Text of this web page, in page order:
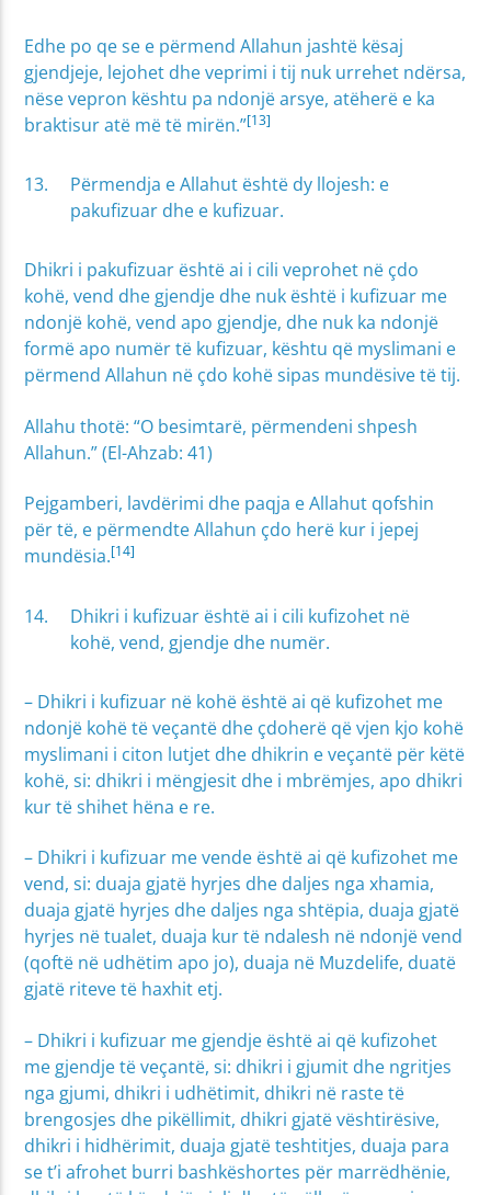
Edhe po qe se e përmend Allahun jashtë kësaj
gjendjeje, lejohet dhe veprimi i tij nuk urrehet ndërsa,
nëse vepron kështu pa ndonjë arsye, atëherë e ka
braktisur atë më të mirën.”[13]
Përmendja e Allahut është dy llojesh: e
pakufizuar dhe e kufizuar.
Dhikri i pakufizuar është ai i cili veprohet në çdo
kohë, vend dhe gjendje dhe nuk është i kufizuar me
ndonjë kohë, vend apo gjendje, dhe nuk ka ndonjë
formë apo numër të kufizuar, kështu që myslimani e
përmend Allahun në çdo kohë sipas mundësive të tij.
Allahu thotë: “O besimtarë, përmendeni shpesh
Allahun.” (El-Ahzab: 41)
Pejgamberi, lavdërimi dhe paqja e Allahut qofshin
për të, e përmendte Allahun çdo herë kur i jepej
mundësia.[14]
Dhikri i kufizuar është ai i cili kufizohet në
kohë, vend, gjendje dhe numër.
– Dhikri i kufizuar në kohë është ai që kufizohet me
ndonjë kohë të veçantë dhe çdoherë që vjen kjo kohë
myslimani i citon lutjet dhe dhikrin e veçantë për këtë
kohë, si: dhikri i mëngjesit dhe i mbrëmjes, apo dhikri
kur të shihet hëna e re.
– Dhikri i kufizuar me vende është ai që kufizohet me
vend, si: duaja gjatë hyrjes dhe daljes nga xhamia,
duaja gjatë hyrjes dhe daljes nga shtëpia, duaja gjatë
hyrjes në tualet, duaja kur të ndalesh në ndonjë vend
(qoftë në udhëtim apo jo), duaja në Muzdelife, duatë
gjatë riteve të haxhit etj.
– Dhikri i kufizuar me gjendje është ai që kufizohet
me gjendje të veçantë, si: dhikri i gjumit dhe ngritjes
nga gjumi, dhikri i udhëtimit, dhikri në raste të
brengosjes dhe pikëllimit, dhikri gjatë vështirësive,
dhikri i hidhërimit, duaja gjatë teshtitjes, duaja para
se t’i afrohet burri bashkëshortes për marrëdhënie,